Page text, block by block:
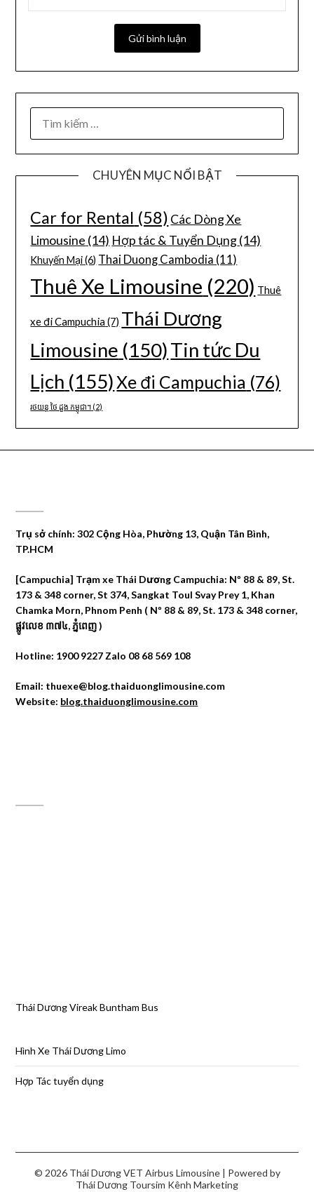
CHUYÊN MỤC NỔI BẬT
Car for Rental (58) Các Dòng Xe
Limousine (14) Hợp tác & Tuyển Dụng(14)
Khuyến Mại(6) Thai Duong Cambodia (11)
Thuê Xe Limousine (220) Thuê
xe đi Campuchia(7) Thái Dương
Limousine (150)Tin tức Du
Lịch (155)Xe đi Campuchia (76)
រថយន្ត ថៃ ដួង កម្ពុជា។ (2)
Trụ sở chính: 302 Cộng Hòa, Phường 13, Quận Tân Bình,
TP.HCM
[Campuchia] Trạm xe Thái Dương Campuchia: Nº 88 & 89, St.
173 & 348 corner, St 374, Sangkat Toul Svay Prey 1, Khan
Chamka Morn, Phnom Penh ( Nº 88 & 89, St. 173 & 348 corner,
ផ្លូវលេខ ៣៧៤, ភ្នំពេញ )
Hotline: 1900 9227 Zalo 08 68 569 108
Email: thuexe@blog.thaiduonglimousine.com
Website: blog.thaiduonglimousine.com
Thái Dương Vireak Buntham Bus
Hình Xe Thái Dương Limo
Hợp Tác tuyển dụng
© 2026 Thái Dương VET Airbus Limousine | Powered by
Thái Dương Toursim Kênh Marketing